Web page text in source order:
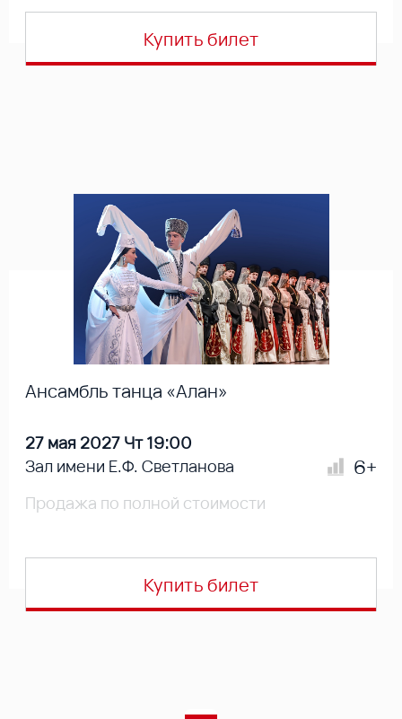
Купить билет
Ансамбль танца «Алан»
27 мая 2027 Чт 19:00
Зал имени Е.Ф. Светланова
6+
Продажа по полной стоимости
Купить билет